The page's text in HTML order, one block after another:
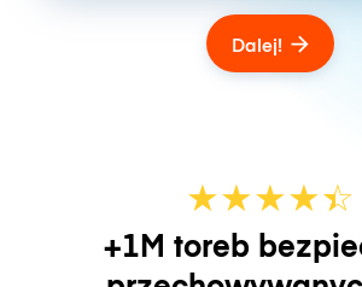
Dalej!
★★★★☆
★
+1M toreb